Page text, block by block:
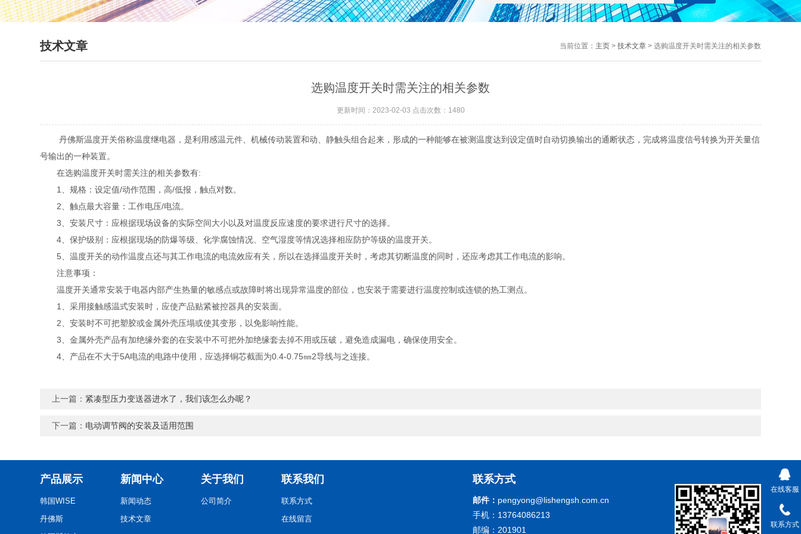
技术文章 当前位置： 主页> 技术文章> 选购温度开关时需关注的相关参数
选购温度开关时需关注的相关参数
更新时间：2023-02-03 点击次数：1480
丹佛斯温度开关俗称温度继电器，是利用感温元件、机械传动装置和动、静触头组合起来，形成的一种能够在被测温度达到设定值时自动切换输出的通断状态，完成将温度信号转换为开关量信
号输出的一种装置。
在选购温度开关时需关注的相关参数有:
1、规格：设定值/动作范围，高/低报，触点对数。
2、触点最大容量：工作电压/电流。
3、安装尺寸：应根据现场设备的实际空间大小以及对温度反应速度的要求进行尺寸的选择。
4、保护级别：应根据现场的防爆等级、化学腐蚀情况、空气湿度等情况选择相应防护等级的温度开关。
5、温度开关的动作温度点还与其工作电流的电流效应有关，所以在选择温度开关时，考虑其切断温度的同时，还应考虑其工作电流的影响。
注意事项：
温度开关通常安装于电器内部产生热量的敏感点或故障时将出现异常温度的部位，也安装于需要进行温度控制或连锁的热工测点。
1、采用接触感温式安装时，应使产品贴紧被控器具的安装面。
2、安装时不可把塑胶或金属外壳压塌或使其变形，以免影响性能。
3、金属外壳产品有加绝缘外套的在安装中不可把外加绝缘套去掉不用或压破，避免造成漏电，确保使用安全。
4、产品在不大于5A电流的电路中使用，应选择铜芯截面为0.4-0.75㎜2导线与之连接。
上一篇： 紧凑型压力变送器进水了，我们该怎么办呢？
下一篇： 电动调节阀的安装及适用范围
产品展示
韩国WISE
丹佛斯
新闻中心
新闻动态
技术文章
关于我们
公司简介
联系我们
联系方式
在线留言
联系方式
邮件： pengyong@lishengsh.com.cn
手机：13764086213
邮编：201901
在线客服
联系方式